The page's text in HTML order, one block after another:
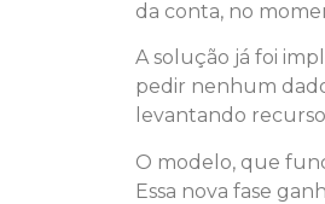
da conta, no
A solução já foi
pedir nenhum
levantando
O modelo, que
Essa nova fase